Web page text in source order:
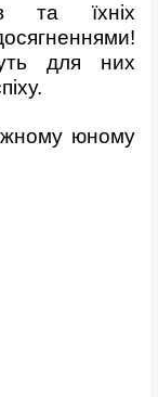
та їхніх
для них
юному